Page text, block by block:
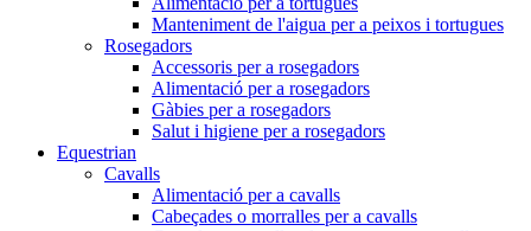
Manteniment de l'aigua per a peixos i tortugues
Rosegadors
Accessoris per a rosegadors
Alimentació per a rosegadors
Gàbies per a rosegadors
Salut i higiene per a rosegadors
Equestrian
Cavalls
Alimentació per a cavalls
Cabeçades o morralles per a cavalls